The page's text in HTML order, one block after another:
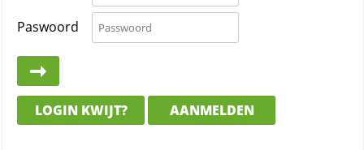
Paswoord
LOGIN KWIJT? AANMELDEN